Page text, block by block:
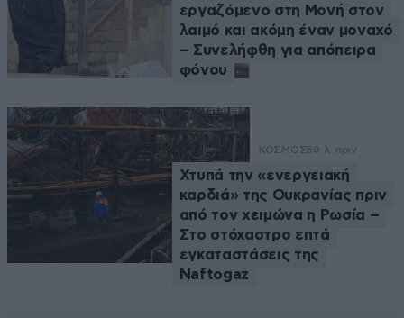
εργαζόμενο στη Μονή στον
λαιμό και ακόμη έναν μοναχό
– Συνελήφθη για απόπειρα
φόνου
ΚΟΣΜΟΣ50 λ. πριν
Χτυπά την «ενεργειακή
καρδιά» της Ουκρανίας πριν
από τον χειμώνα η Ρωσία –
Στο στόχαστρο επτά
εγκαταστάσεις της
Naftogaz